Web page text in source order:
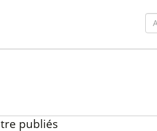
publiés